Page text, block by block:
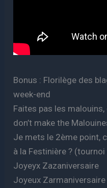
Bonus : Florilège des
week-end
Faites pas les
don’t make the
Je mets le 2ème point,
à la Festinière ?
Joyeyx Zazaniversaire
Joyeux Zarmaniversaire